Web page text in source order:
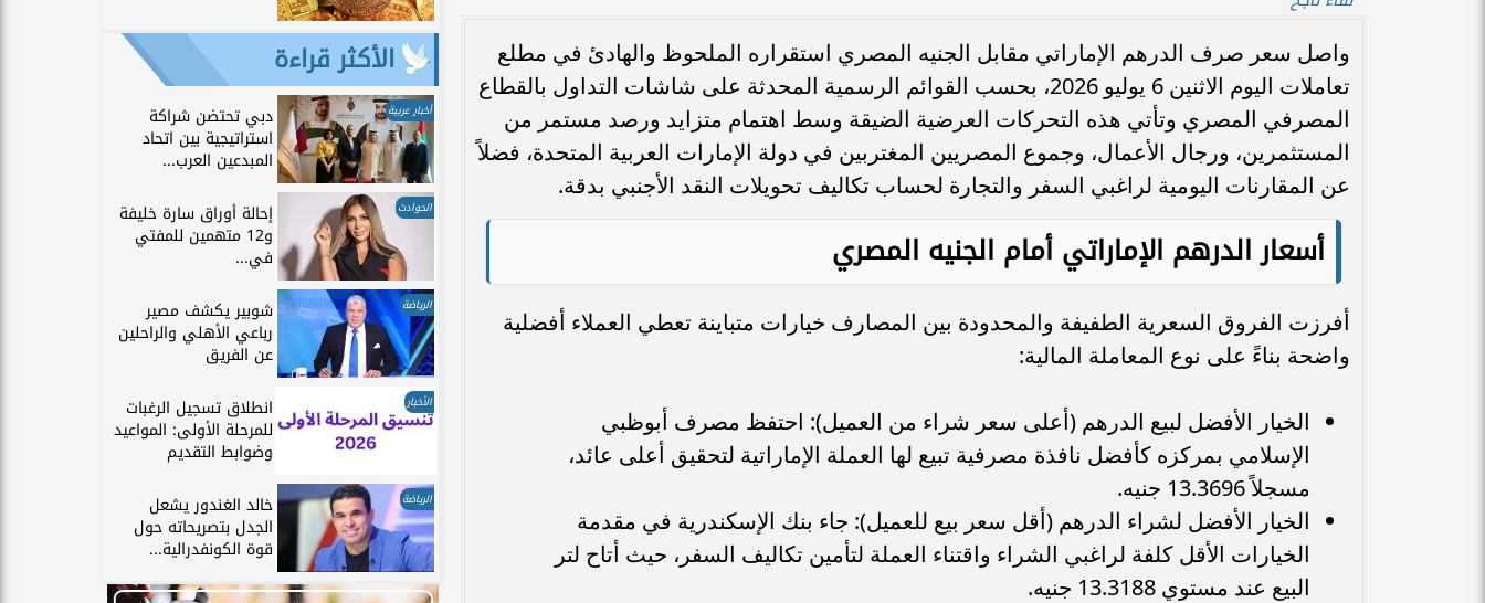
واصل سعر صرف الدرهم الإماراتي مقابل الجنيه المصري استقراره الملحوظ والهادئ في مطلع
تعاملات اليوم الاثنين 6 يوليو 2026، بحسب القوائم الرسمية المحدثة على شاشات التداول بالقطاع
المصرفي المصري وتأتي هذه التحركات العرضية الضيقة وسط اهتمام متزايد ورصد مستمر من
المستثمرين، ورجال الأعمال، وجموع المصريين المغتربين في دولة الإمارات العربية المتحدة، فضلاً
عن المقارنات اليومية لراغبي السفر والتجارة لحساب تكاليف تحويلات النقد الأجنبي بدقة.
أسعار الدرهم الإماراتي أمام الجنيه المصري
أفرزت الفروق السعرية الطفيفة والمحدودة بين المصارف خيارات متباينة تعطي العملاء أفضلية
واضحة بناءً على نوع المعاملة المالية:
الخيار الأفضل لبيع الدرهم (أعلى سعر شراء من العميل): احتفظ مصرف أبوظبي
الإسلامي بمركزه كأفضل نافذة مصرفية تبيع لها العملة الإماراتية لتحقيق أعلى عائد،
مسجلاً 13.3696 جنيه.
الخيار الأفضل لشراء الدرهم (أقل سعر بيع للعميل): جاء بنك الإسكندرية في مقدمة
الخيارات الأقل كلفة لراغبي الشراء واقتناء العملة لتأمين تكاليف السفر، حيث أتاح لتر
البيع عند مستوي 13.3188 جنيه.
الأكثر قراءة
أخبار عربية دبي تحتضن شراكة
استراتيجية بين اتحاد
المبدعين العرب...
الحوادث إحالة أوراق سارة خليفة
و12 متهمين للمفتي
في...
الرياضة شوبير يكشف مصير
رباعي الأهلي والراحلين
عن الفريق
الأخبار انطلاق تسجيل الرغبات
للمرحلة الأولى: المواعيد
وضوابط التقديم
الرياضة خالد الغندور يشعل
الجدل بتصريحاته حول
قوة الكونفدرالية...